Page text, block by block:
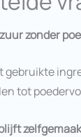
zonder
gebruikte
tot